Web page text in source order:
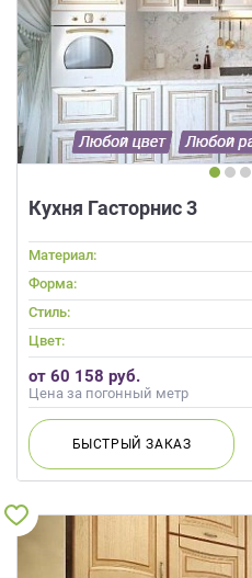
Кухня Гасторнис 3
Материал:
Форма:
Стиль:
Цвет:
от 60 158 руб.
Цена за погонный метр
БЫСТРЫЙЗАКАЗ